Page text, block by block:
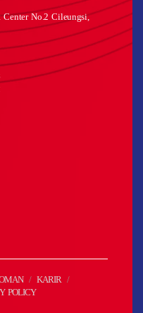
No.2 Cileungsi,
KARIR
POLICY